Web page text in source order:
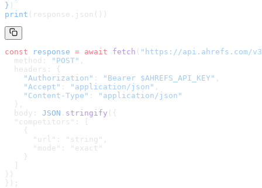
} )
print (response.json())
const response = await fetch ( " https://api.ahrefs.com/
  method:
"POST" ,
  headers: {
    "Authorization"
: "Bearer $AHREFS_API_KEY" ,
    "Accept"
: "application/json" ,
    "Content-Type"
:
"application/json"
  },
  body:
JSON . stringify ( {
  "competitors": [
    {
      "url": "string",
      "mode": "exact"
    }
} )
});